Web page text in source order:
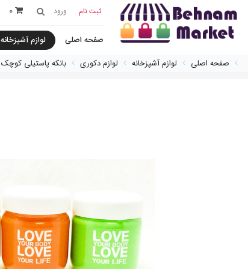
ثبت نام ورود 0
صفحه اصلی لوازم آشپزخانه
صفحه اصلی
لوازم آشپزخانه لوازم دکوری بانكه پاستيلی كوچک